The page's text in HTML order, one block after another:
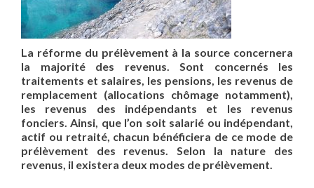
La réforme du prélèvement à la source concernera
la majorité des revenus. Sont concernés les
traitements et salaires, les pensions, les revenus de
remplacement (allocations chômage notamment),
les revenus des indépendants et les revenus
fonciers. Ainsi, que l’on soit salarié ou indépendant,
actif ou retraité, chacun bénéficiera de ce mode de
prélèvement des revenus. Selon la nature des
revenus, il existera deux modes de prélèvement.